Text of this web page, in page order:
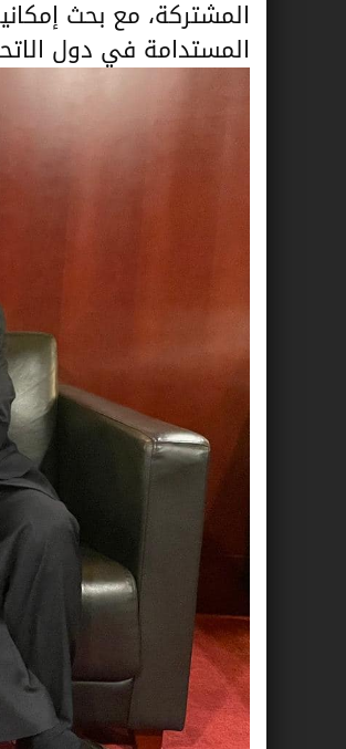
المشتركة، مع بحث
المستدامة في دول